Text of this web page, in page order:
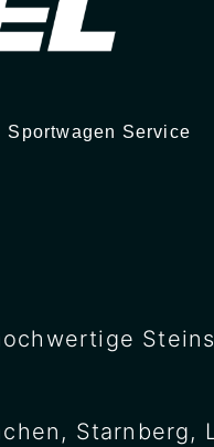
Sportwagen Service
Starnberg,